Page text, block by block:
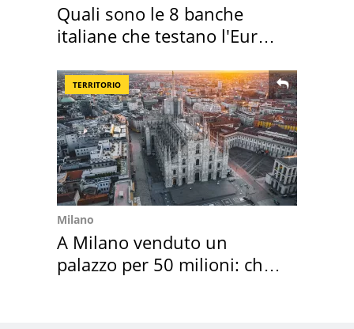
Quali sono le 8 banche
italiane che testano l'Euro
TERRITORIO
Milano
A Milano venduto un
palazzo per 50 milioni: chi